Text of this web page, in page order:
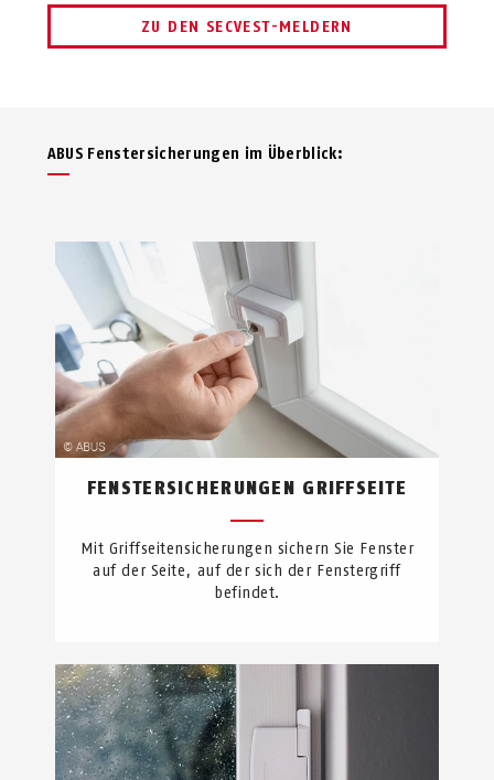
ZU DEN SECVEST-MELDERN
ABUS Fenstersicherungen im Überblick:
FENSTERSICHERUNGEN GRIFFSEITE
Mit Griffseitensicherungen sichern Sie Fenster
auf der Seite, auf der sich der Fenstergriff
befindet.